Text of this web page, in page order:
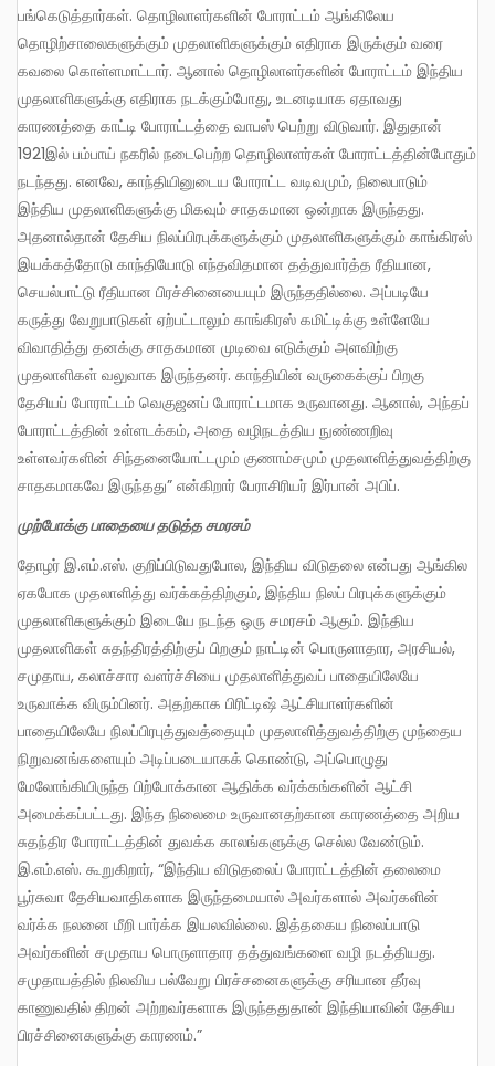
பங்கெடுத்தார்கள். தொழிலாளர்களின் போராட்டம் ஆங்கிலேய
தொழிற்சாலைகளுக்கும் முதலாளிகளுக்கும் எதிராக இருக்கும் வரை
கவலை கொள்ளமாட்டார். ஆனால் தொழிலாளர்களின் போராட்டம் இந்திய
முதலாளிகளுக்கு எதிராக நடக்கும்போது, உடனடியாக ஏதாவது
காரணத்தை காட்டி போராட்டத்தை வாபஸ் பெற்று விடுவார். இதுதான்
1921இல் பம்பாய் நகரில் நடைபெற்ற தொழிலாளர்கள் போராட்டத்தின்போதும்
நடந்தது. எனவே, காந்தியினுடைய போராட்ட வடிவமும், நிலைபாடும்
இந்திய முதலாளிகளுக்கு மிகவும் சாதகமான ஒன்றாக இருந்தது.
அதனால்தான் தேசிய நிலப்பிரபுக்களுக்கும் முதலாளிகளுக்கும் காங்கிரஸ்
இயக்கத்தோடு காந்தியோடு எந்தவிதமான தத்துவார்த்த ரீதியான,
செயல்பாட்டு ரீதியான பிரச்சினையையும் இருந்ததில்லை. அப்படியே
கருத்து வேறுபாடுகள் ஏற்பட்டாலும் காங்கிரஸ் கமிட்டிக்கு உள்ளேயே
விவாதித்து தனக்கு சாதகமான முடிவை எடுக்கும் அளவிற்கு
முதலாளிகள் வலுவாக இருந்தனர். காந்தியின் வருகைக்குப் பிறகு
தேசியப் போராட்டம் வெகுஜனப் போராட்டமாக உருவானது. ஆனால், அந்தப்
போராட்டத்தின் உள்ளடக்கம், அதை வழிநடத்திய நுண்ணறிவு
உள்ளவர்களின் சிந்தனையோட்டமும் குணாம்சமும் முதலாளித்துவத்திற்கு
சாதகமாகவே இருந்தது” என்கிறார் பேராசிரியர் இர்பான் அபிப்.
முற்போக்குபாதையைதடுத்தசமரசம்
தோழர் இ.எம்.எஸ். குறிப்பிடுவதுபோல, இந்திய விடுதலை என்பது ஆங்கில
ஏகபோக முதலாளித்து வர்க்கத்திற்கும், இந்திய நிலப் பிரபுக்களுக்கும்
முதலாளிகளுக்கும் இடையே நடந்த ஒரு சமரசம் ஆகும். இந்திய
முதலாளிகள் சுதந்திரத்திற்குப் பிறகும் நாட்டின் பொருளாதார, அரசியல்,
சமுதாய, கலாச்சார வளர்ச்சியை முதலாளித்துவப் பாதையிலேயே
உருவாக்க விரும்பினர். அதற்காக பிரிட்டிஷ் ஆட்சியாளர்களின்
பாதையிலேயே நிலப்பிரபுத்துவத்தையும் முதலாளித்துவத்திற்கு முந்தைய
நிறுவனங்களையும் அடிப்படையாகக் கொண்டு, அப்பொழுது
மேலோங்கியிருந்த பிற்போக்கான ஆதிக்க வர்க்கங்களின் ஆட்சி
அமைக்கப்பட்டது. இந்த நிலைமை உருவானதற்கான காரணத்தை அறிய
சுதந்திர போராட்டத்தின் துவக்க காலங்களுக்கு செல்ல வேண்டும்.
இ.எம்.எஸ். கூறுகிறார், “இந்திய விடுதலைப் போராட்டத்தின் தலைமை
பூர்சுவா தேசியவாதிகளாக இருந்தமையால் அவர்களால் அவர்களின்
வர்க்க நலனை மீறி பார்க்க இயலவில்லை. இத்தகைய நிலைப்பாடு
அவர்களின் சமுதாய பொருளாதார தத்துவங்களை வழி நடத்தியது.
சமுதாயத்தில் நிலவிய பல்வேறு பிரச்சனைகளுக்கு சரியான தீர்வு
காணுவதில் திறன் அற்றவர்களாக இருந்ததுதான் இந்தியாவின் தேசிய
பிரச்சினைகளுக்கு காரணம்.”